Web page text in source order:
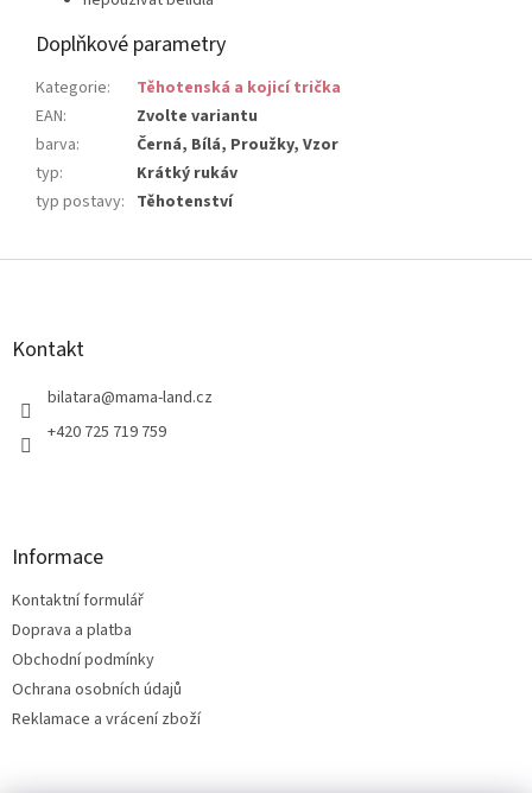
Doplňkové parametry
Kategorie:
Těhotenská a kojicí trička
EAN:
Zvolte variantu
barva:
Černá, Bílá, Proužky, Vzor
typ:
Krátký rukáv
typ postavy: Těhotenství
Z
Kontakt
bilatara@mama-land.cz
+420 725 719 759
Informace
Kontaktní formulář
Doprava a platba
Obchodní podmínky
Ochrana osobních údajů
Reklamace a vrácení zboží